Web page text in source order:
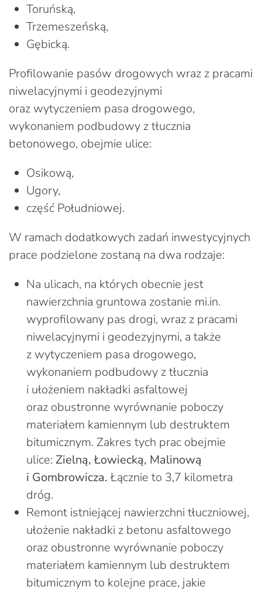
Toruńską,
Trzemeszeńską,
Gębicką.
Profilowanie pasów drogowych wraz z pracami
niwelacyjnymi i geodezyjnymi
oraz wytyczeniem pasa drogowego,
wykonaniem podbudowy z tłucznia
betonowego, obejmie ulice:
Osikową,
Ugory,
część Południowej.
W ramach dodatkowych zadań inwestycyjnych
prace podzielone zostaną na dwa rodzaje:
Na ulicach, na których obecnie jest
nawierzchnia gruntowa zostanie mi.in.
wyprofilowany pas drogi, wraz z pracami
niwelacyjnymi i geodezyjnymi, a także
z wytyczeniem pasa drogowego,
wykonaniem podbudowy z tłucznia
i ułożeniem nakładki asfaltowej
oraz obustronne wyrównanie poboczy
materiałem kamiennym lub destruktem
bitumicznym. Zakres tych prac obejmie
ulice: Zielną, Łowiecką, Malinową
i Gombrowicza. Łącznie to 3,7 kilometra
dróg.
Remont istniejącej nawierzchni tłuczniowej,
ułożenie nakładki z betonu asfaltowego
oraz obustronne wyrównanie poboczy
materiałem kamiennym lub destruktem
bitumicznym to kolejne prace, jakie